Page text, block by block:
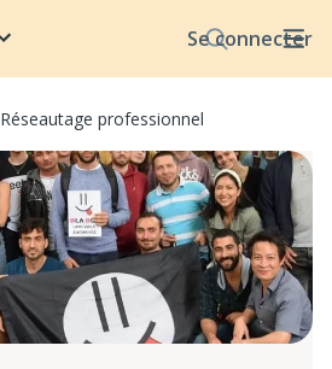
Se connecter
Réseautage professionnel